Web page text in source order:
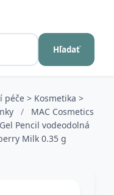
Hľadať
péče > Kosmetika >
/
MAC Cosmetics
Pencil vodeodolná
Milk 0.35 g